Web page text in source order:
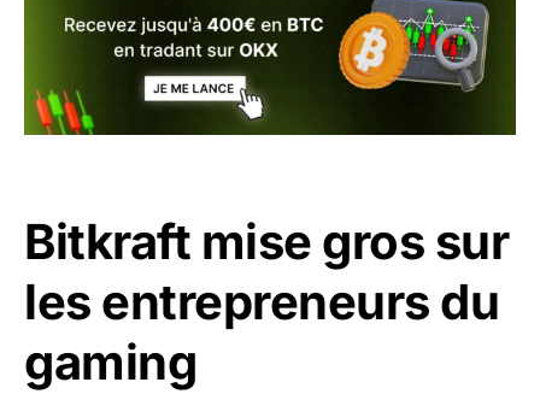
Bitkraft mise gros sur
les entrepreneurs du
gaming